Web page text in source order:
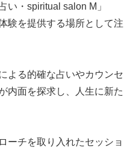
い・spiritual salon M」
験を提供する場所として注
よる的確な占いやカウンセ
内面を探求し、人生に新た
ーチを取り入れたセッショ